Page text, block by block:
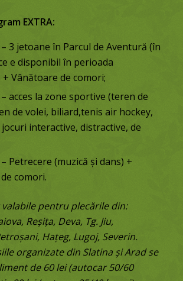
EXTRA:
– 3 jetoane în Parcul de Aventură (în
e disponibil în perioada
Vânătoare de comori;
acces la zone sportive (teren de
de volei, biliard,tenis air hockey,
interactive, distractive, de
– Petrecere (muzică și dans) +
comori.
pentru plecările din:
Reșița, Deva, Tg. Jiu,
Hațeg, Lugoj, Severin.
organizate din Slatina și Arad se
de 60 lei (autocar 50/60